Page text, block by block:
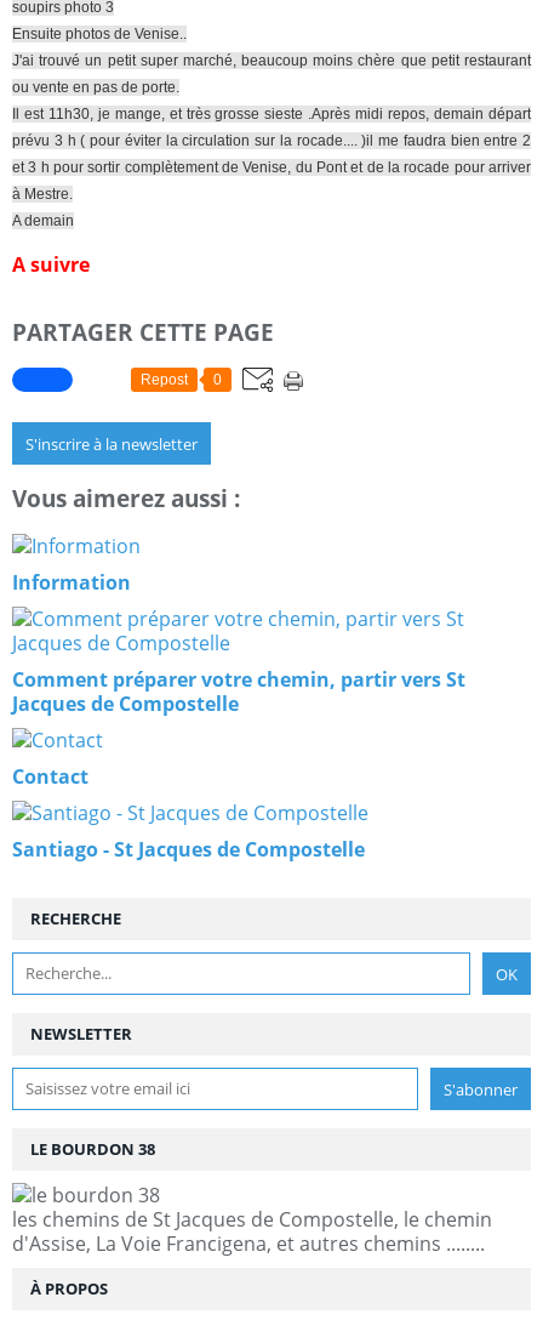
soupirs photo 3
Ensuite photos de Venise..
J'ai trouvé un petit super marché, beaucoup moins chère que petit restaurant
ou vente en pas de porte.
Il est 11h30, je mange, et très grosse sieste .Après midi repos, demain départ
prévu 3 h ( pour éviter la circulation sur la rocade.... )il me faudra bien entre 2
et 3 h pour sortir complètement de Venise, du Pont et de la rocade pour arriver
à Mestre.
A demain
A suivre
PARTAGER CETTE PAGE
Repost 0
S'inscrire à la newsletter
Vous aimerez aussi :
Information
Comment préparer votre chemin, partir vers St
Jacques de Compostelle
Contact
Santiago - St Jacques de Compostelle
NEWSLETTER
RECHERCHE
LE BOURDON 38
les chemins de St Jacques de Compostelle, le chemin
d'Assise, La Voie Francigena, et autres chemins ........
À PROPOS